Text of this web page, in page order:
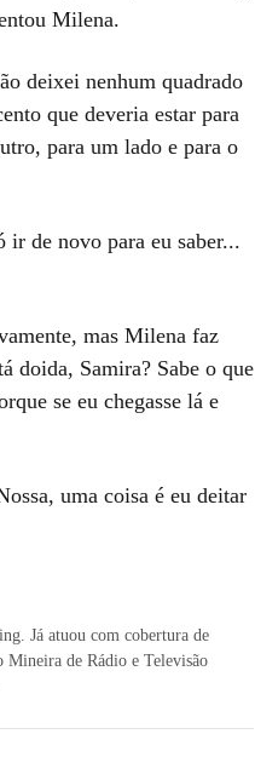
Milena.
deixei nenhum quadrado
que deveria estar para
para um lado e para o
de novo para eu saber...
mas Milena faz
doida, Samira? Sabe o que
se eu chegasse lá e
uma coisa é eu deitar
Já atuou com cobertura de
Mineira de Rádio e Televisão